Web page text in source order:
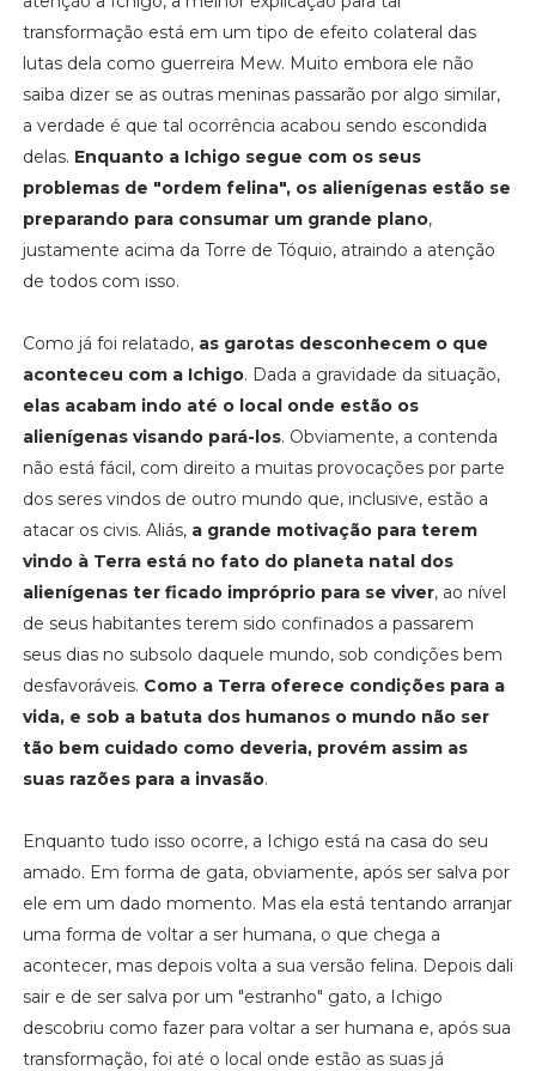
transformação está em um tipo de efeito colateral das
lutas dela como guerreira Mew. Muito embora ele não
saiba dizer se as outras meninas passarão por algo similar,
a verdade é que tal ocorrência acabou sendo escondida
delas. Enquanto a Ichigo segue com os seus
problemas de "ordem felina", os alienígenas estão se
preparando para consumar um grande plano,
justamente acima da Torre de Tóquio, atraindo a atenção
de todos com isso.
Como já foi relatado, as garotas desconhecem o que
aconteceu com a Ichigo. Dada a gravidade da situação,
elas acabam indo até o local onde estão os
alienígenas visando pará-los. Obviamente, a contenda
não está fácil, com direito a muitas provocações por parte
dos seres vindos de outro mundo que, inclusive, estão a
atacar os civis. Aliás, a grande motivação para terem
vindo à Terra está no fato do planeta natal dos
alienígenas ter ficado impróprio para se viver, ao nível
de seus habitantes terem sido confinados a passarem
seus dias no subsolo daquele mundo, sob condições bem
desfavoráveis. Como a Terra oferece condições para a
vida, e sob a batuta dos humanos o mundo não ser
tão bem cuidado como deveria, provém assim as
suas razões para a invasão.
Enquanto tudo isso ocorre, a Ichigo está na casa do seu
amado. Em forma de gata, obviamente, após ser salva por
ele em um dado momento. Mas ela está tentando arranjar
uma forma de voltar a ser humana, o que chega a
acontecer, mas depois volta a sua versão felina. Depois dali
sair e de ser salva por um "estranho" gato, a Ichigo
descobriu como fazer para voltar a ser humana e, após sua
transformação, foi até o local onde estão as suas já